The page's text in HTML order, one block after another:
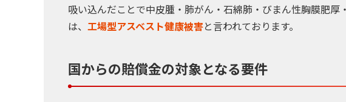
吸い込んだことで中皮腫・肺がん・石綿肺・びまん性胸膜肥厚
は、 工場型アスベスト健康被害と言われております。
国からの賠償金の対象となる要件